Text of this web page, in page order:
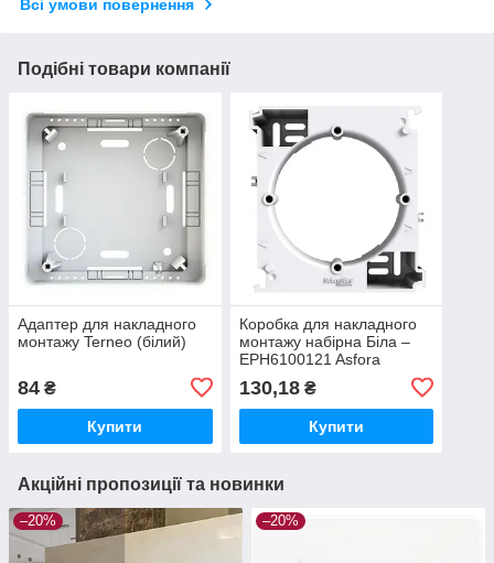
Всі умови повернення
Подібні товари компанії
Адаптер для накладного
монтажу Terneo (білий)
84 ₴
Купити
Коробка для накладного
монтажу набірна Біла –
EPH6100121 Asfora
130,18₴
Купити
Акційні пропозиції та новинки
–20% –20%